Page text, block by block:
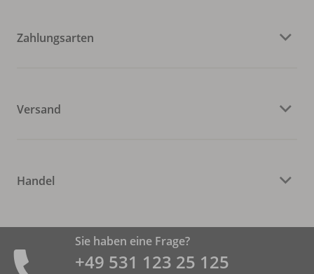
Zahlungsarten
Versand
Handel
Sie haben eine Frage?
+49 531 ­123 25 125